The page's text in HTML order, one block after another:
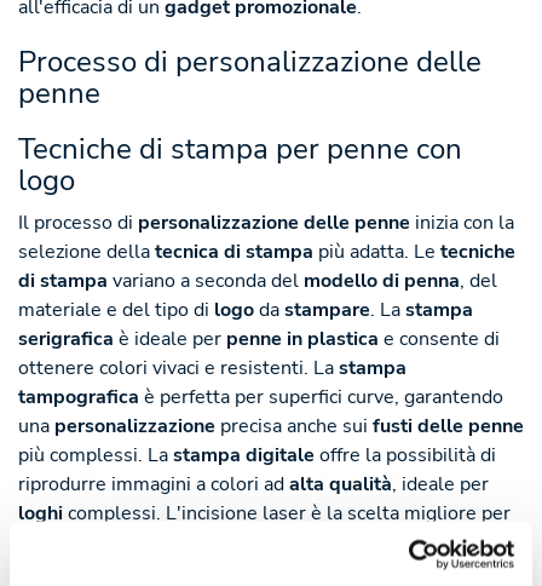
all'efficacia di un gadget promozionale.
Processo di personalizzazione delle
penne
Tecniche di stampa per penne con
logo
Il processo di personalizzazione delle penne inizia con la
selezione dellatecnica di stampa più adatta. Le tecniche
di stampa variano a seconda del modello di penna, del
materiale e del tipo di logodastampare. Lastampa
serigrafica è ideale per penne in plastica e consente di
ottenere colori vivaci e resistenti. Lastampa
tampografica è perfetta per superfici curve, garantendo
una personalizzazione precisa anche sui fusti delle penne
più complessi. Lastampa digitale offre la possibilità di
riprodurre immagini a colori adalta qualità, ideale per
loghicomplessi. L'incisione laserè la scelta migliore per
effetto elegante e
ditecniche